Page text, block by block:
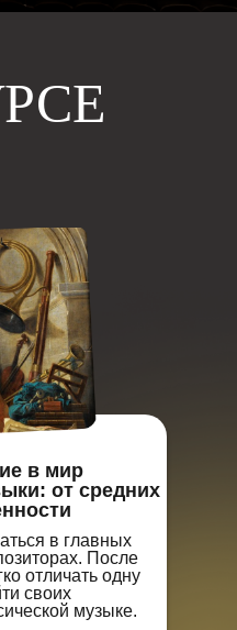
в мир
от средних
в главных
После
отличать одну
своих
музыке.